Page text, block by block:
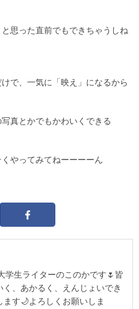
思った直前でもできちゃうしね
で、一気に「映え」になるから
真とかでもかわいくできる
やってみてねーーーーん
学生ライターのこのかです🌷皆
く、あかるく、えんじょいでき
ます🌙よろしくお願いしま